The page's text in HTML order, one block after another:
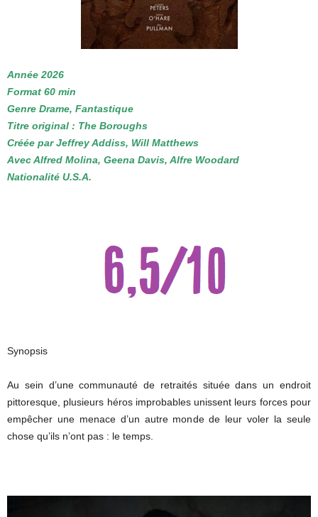
Année 2026
Format 60 min
Genre Drame, Fantastique
Titre original : The Boroughs
Créée par Jeffrey Addiss, Will Matthews
Avec Alfred Molina, Geena Davis, Alfre Woodard
Nationalité U.S.A.
Synopsis
Au sein d’une communauté de retraités située dans un endroit
pittoresque, plusieurs héros improbables unissent leurs forces pour
empêcher une menace d’un autre monde de leur voler la seule
chose qu’ils n’ont pas : le temps.